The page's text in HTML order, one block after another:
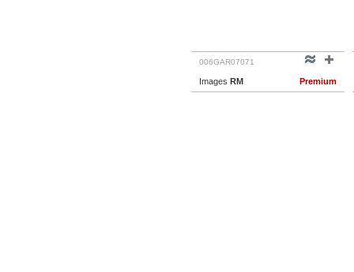
006GAR07071
Images RM Premium